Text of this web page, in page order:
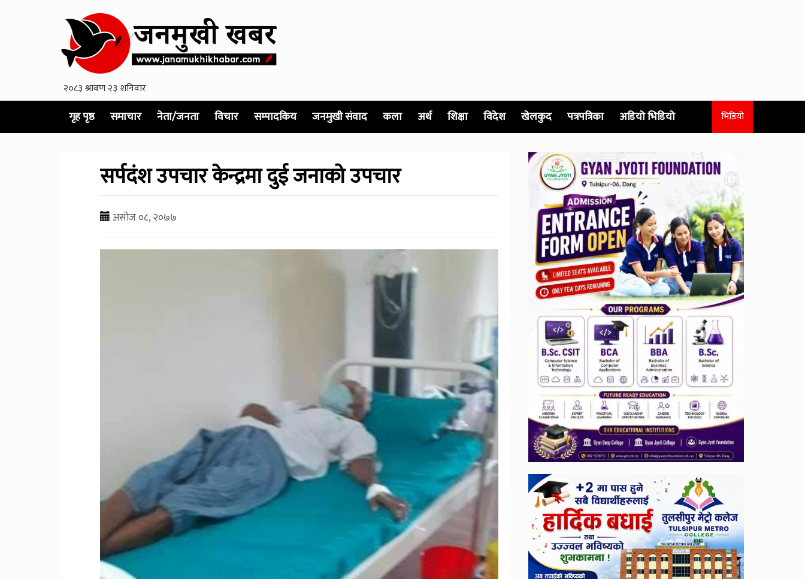
गृह पृष्ठ समाचार नेता/जनता विचार सम्पादकिय जनमुखी संवाद कला अर्थ शिक्षा विदेश खेलकुद पत्रपत्रिका अडियो भिडियो भिडियो
सर्पदंश उपचार केन्द्रमा दुई जनाको उपचार
असोज ०८, २०७७